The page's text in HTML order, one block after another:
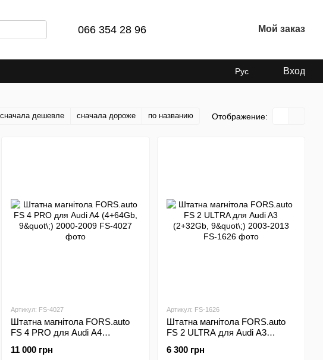
066 354 28 96 Мой заказ
Рус Вход
сначала дешевле сначала дороже по названию Отображение:
Артикул: FS-4027
Штатна магнітола FORS.auto
FS 4 PRO для Audi A4
11 000 грн
Артикул: FS-1626
Штатна магнітола FORS.auto
FS 2 ULTRA для Audi A3
6 300 грн